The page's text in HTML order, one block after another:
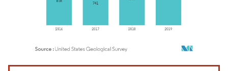
Imagem © Mordor Intelligence. O reuso requer atribuição conforme CC BY 4.0.